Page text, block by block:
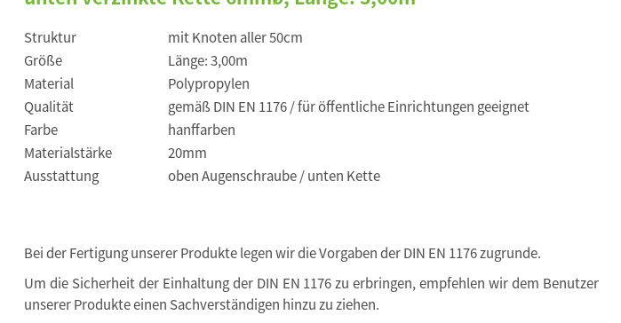
Struktur
mit Knoten aller 50cm
Größe
Länge: 3,00m
Material
Polypropylen
Qualität
gemäß DIN EN 1176 / für öffentliche Einrichtungen geeignet
Farbe
hanffarben
Materialstärke
20mm
Ausstattung
oben Augenschraube / unten Kette
Bei der Fertigung unserer Produkte legen wir die Vorgaben der DIN EN 1176 zugrunde.
Um die Sicherheit der Einhaltung der DIN EN 1176 zu erbringen, empfehlen wir dem Benutzer
unserer Produkte einen Sachverständigen hinzu zu ziehen.